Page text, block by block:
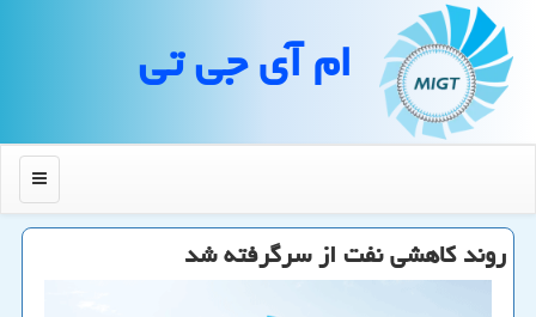
ام آی جی تی
منو
روند كاهشی نفت از سرگرفته شد